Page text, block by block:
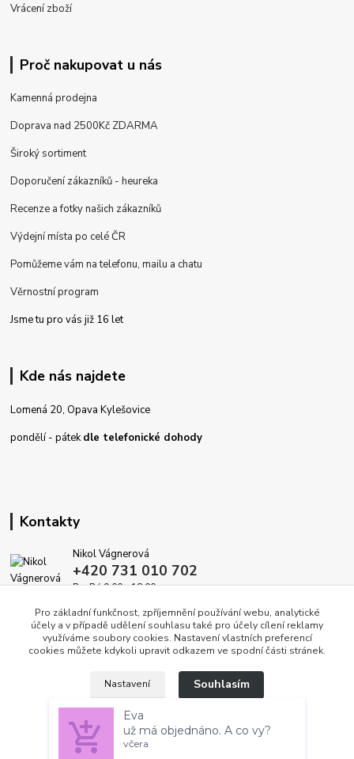
Vrácení zboží
Proč nakupovat u nás
Kamenná prodejna
Doprava nad 2500Kč ZDARMA
Široký sortiment
Doporučení zákazníků - heureka
Recenze a fotky našich zákazníků
Výdejní místa po celé ČR
Pomůžeme vám na telefonu, mailu a chatu
Věrnostní program
Jsme tu pro vás již 16 let
Kde nás najdete
Lomená 20, Opava Kylešovice
pondělí - pátekdle telefonické dohody
Kontakty
Nikol Vágnerová
+420 731 010 702
Po-Pá 9.00 - 18.00
info@dekoracedomova.cz
Copyright © 2010 — 2026 DekoraceDomova.cz, všechna práva vyhrazena.
Vytvořeno na
Pro základní funkčnost, zpříjemnění používání webu, analytické
účely a v případě udělení souhlasu také pro účely cílení reklamy
využíváme soubory cookies. Nastavení vlastních preferencí
cookies můžete kdykoli upravit odkazem ve spodní části stránek.
Nastavení Souhlasím
Souhlas můžete odmítnoutzde
Eva
už má objednáno. A co vy?
včera
Overenyweb.cz